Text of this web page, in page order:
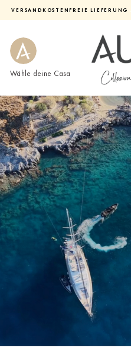
VERSANDKOSTENFREIE
Wähle deine Casa